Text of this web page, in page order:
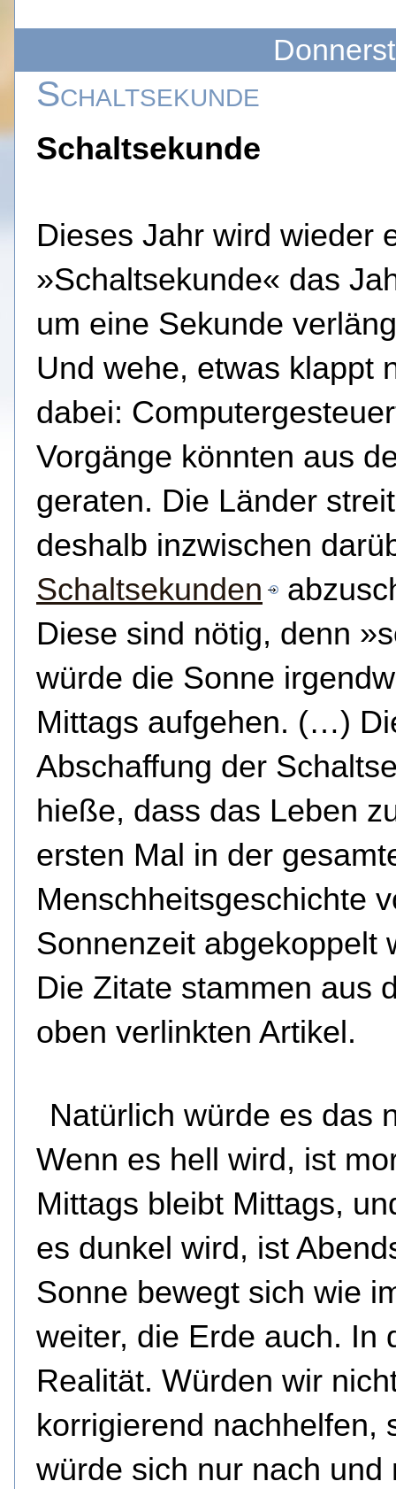
Schaltsekunde
Schaltsekunde
Dieses Jahr wird wieder
»Schaltsekunde« das
um eine Sekunde
Und wehe, etwas klappt
dabei:
Vorgänge könnten aus
geraten. Die Länder
deshalb inzwischen
Schaltsekunden
Diese sind nötig, denn
würde die Sonne
Mittags aufgehen. (…)
Abschaffung der
hieße, dass das Leben
ersten Mal in der
Menschheitsgeschichte
Sonnenzeit abgekoppelt
Die Zitate stammen aus
oben verlinkten Artikel.
Natürlich würde es das
Wenn es hell wird, ist
Mittags bleibt Mittags,
es dunkel wird, ist
Sonne bewegt sich wie
weiter, die Erde auch. In
Realität. Würden wir
korrigierend nachhelfen,
würde sich nur nach und